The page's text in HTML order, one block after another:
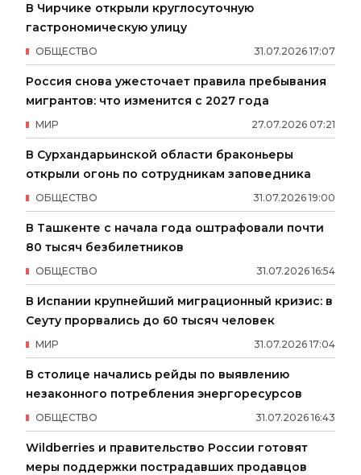
В Чирчике открыли круглосуточную
гастрономическую улицу
31.07.2026 17:07
ОБЩЕСТВО
Россия снова ужесточает правила пребывания
мигрантов: что изменится с 2027 года
27.07.2026 07:21
МИР
В Сурхандарьинской области браконьеры
открыли огонь по сотрудникам заповедника
31.07.2026 19:00
ОБЩЕСТВО
В Ташкенте с начала года оштрафовали почти
80 тысяч безбилетников
31.07.2026 16:54
ОБЩЕСТВО
В Испании крупнейший миграционный кризис: в
Сеуту прорвались до 60 тысяч человек
31.07.2026 17:04
МИР
В столице начались рейды по выявлению
незаконного потребления энергоресурсов
31.07.2026 16:43
ОБЩЕСТВО
Wildberries и правительство России готовят
меры поддержки пострадавших продавцов